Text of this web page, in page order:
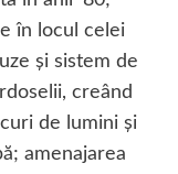
în locul celei
şi sistem de
creând
de lumini şi
amenajarea